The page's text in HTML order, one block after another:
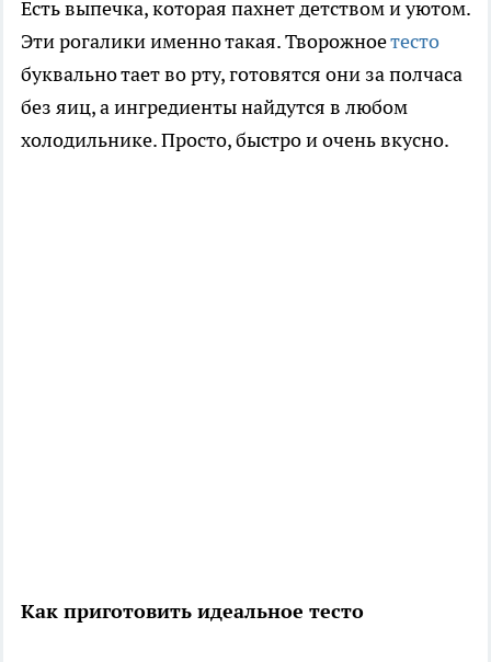
Есть выпечка, которая пахнет детством и уютом.
Эти рогалики именно такая. Творожноетесто
буквально тает во рту, готовятся они за полчаса
без яиц, а ингредиенты найдутся в любом
холодильнике. Просто, быстро и очень вкусно.
Как приготовить идеальное тесто